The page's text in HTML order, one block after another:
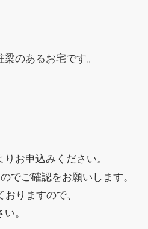
のあるお宅です。
お申込みください。
でご確認をお願いします。
りますので、
。